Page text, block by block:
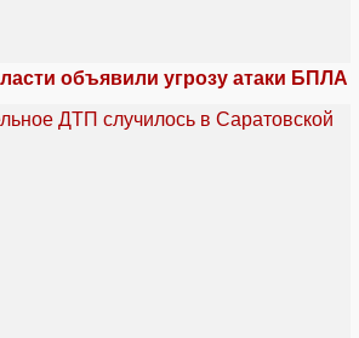
объявили угрозу атаки БПЛА